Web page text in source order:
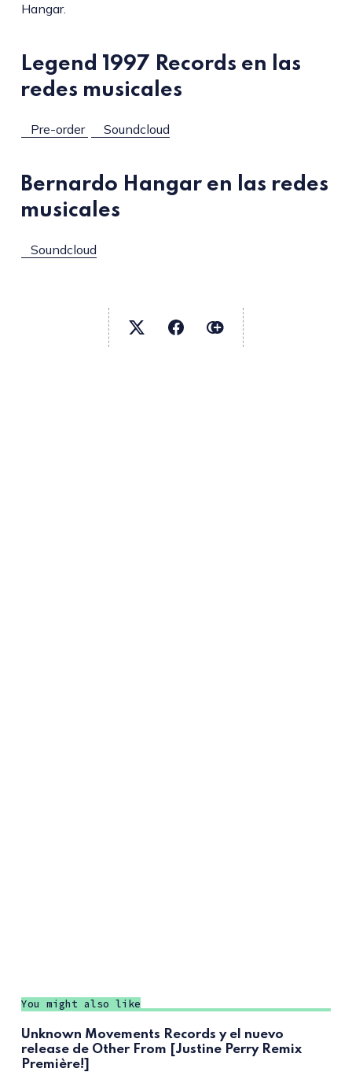
Hangar.
Legend 1997 Records en las
redes musicales
Pre-order Soundcloud
Bernardo Hangar en las redes
musicales
Soundcloud
You might also like
Unknown Movements Records y el nuevo
release de Other From [Justine Perry Remix
Première!]